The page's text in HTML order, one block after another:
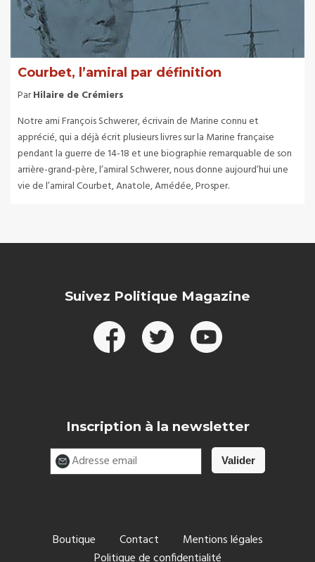
Courbet, l’amiral par définition
ParHilaire de Crémiers
Notre ami François Schwerer, écrivain de Marine connu et
apprécié, qui a déjà écrit plusieurs livres sur la Marine française
pendant la guerre de 14-18 et une biographie remarquable de son
arrière-grand-père, l’amiral Schwerer, nous donne aujourd’hui une
vie de l’amiral Courbet, Anatole, Amédée, Prosper.
Suivez Politique Magazine
Inscription à la newsletter
Boutique Contact
Mentions légales